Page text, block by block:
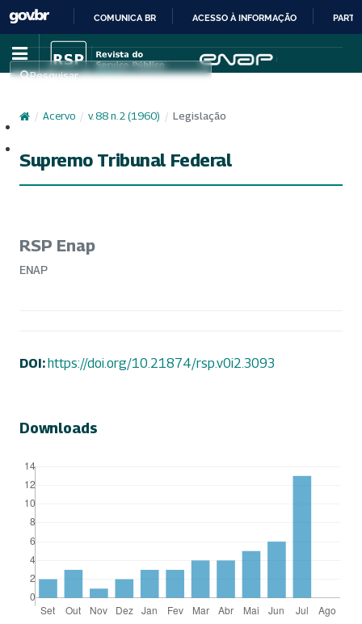
IR
PARA
CONTEÚDO
COMUNICA BR ACESSO À INFORMAÇÃO
Pesquisar
/ Acervo / v. 88 n. 2 (1960) / Legislação
Supremo Tribunal Federal
RSP Enap
ENAP
DOI:https://doi.org/10.21874/rsp.v0i2.3093
Downloads